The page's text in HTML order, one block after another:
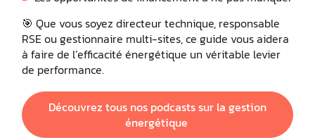
🎯 Que vous soyez directeur technique, responsable
RSE ou gestionnaire multi-sites, ce guide vous aidera
à faire de l’efficacité énergétique un véritable levier
de performance.
Découvrez tous nos podcasts sur la gestion
énergétique